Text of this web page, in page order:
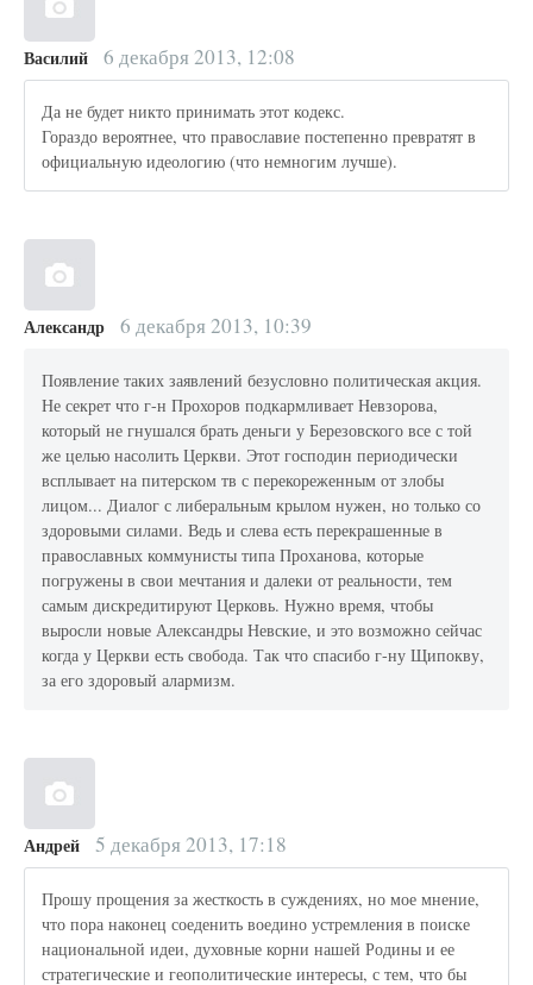
Василий 6 декабря 2013, 12:08
Да не будет никто принимать этот кодекс.
Гораздо вероятнее, что православие постепенно превратят в
официальную идеологию (что немногим лучше).
Александр 6 декабря 2013, 10:39
Появление таких заявлений безусловно политическая акция.
Не секрет что г-н Прохоров подкармливает Невзорова,
который не гнушался брать деньги у Березовского все с той
же целью насолить Церкви. Этот господин периодически
всплывает на питерском тв с перекореженным от злобы
лицом... Диалог с либеральным крылом нужен, но только со
здоровыми силами. Ведь и слева есть перекрашенные в
православных коммунисты типа Проханова, которые
погружены в свои мечтания и далеки от реальности, тем
самым дискредитируют Церковь. Нужно время, чтобы
выросли новые Александры Невские, и это возможно сейчас
когда у Церкви есть свобода. Так что спасибо г-ну Щипокву,
за его здоровый алармизм.
Андрей 5 декабря 2013, 17:18
Прошу прощения за жесткость в суждениях, но мое мнение,
что пора наконец соеденить воедино устремления в поиске
национальной идеи, духовные корни нашей Родины и ее
стратегические и геополитические интересы, с тем, что бы